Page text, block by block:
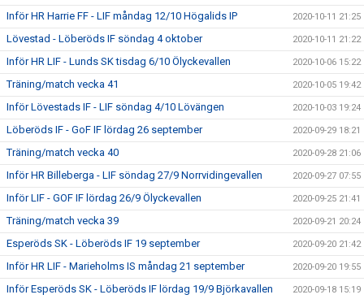
Inför HR Harrie FF - LIF måndag 12/10 Högalids IP 2020-10-11 21:25
Lövestad - Löberöds IF söndag 4 oktober 2020-10-11 21:22
Inför HR LIF - Lunds SK tisdag 6/10 Ölyckevallen 2020-10-06 15:22
Träning/match vecka 41 2020-10-05 19:42
Inför Lövestads IF - LIF söndag 4/10 Lövängen 2020-10-03 19:24
Löberöds IF - GoF IF lördag 26 september 2020-09-29 18:21
Träning/match vecka 40 2020-09-28 21:06
Inför HR Billeberga - LIF söndag 27/9 Norrvidingevallen 2020-09-27 07:55
Inför LIF - GOF IF lördag 26/9 Ölyckevallen 2020-09-25 21:41
Träning/match vecka 39 2020-09-21 20:24
Esperöds SK - Löberöds IF 19 september 2020-09-20 21:42
Inför HR LIF - Marieholms IS måndag 21 september 2020-09-20 19:55
Inför Esperöds SK - Löberöds IF lördag 19/9 Björkavallen 2020-09-18 15:19